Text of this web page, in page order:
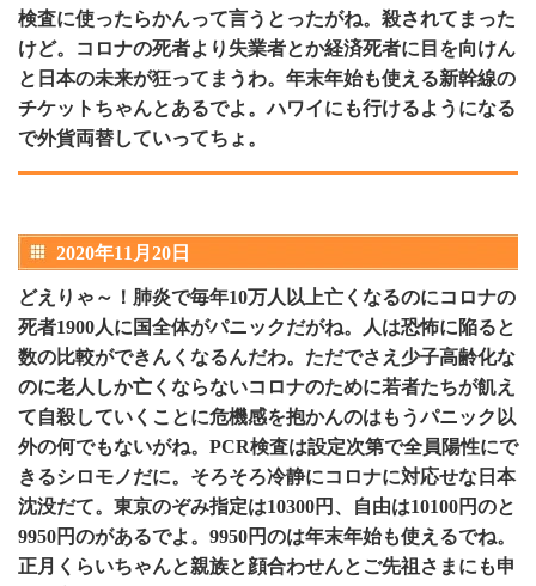
検査に使ったらかんって言うとったがね。殺されてまった
けど。コロナの死者より失業者とか経済死者に目を向けん
と日本の未来が狂ってまうわ。年末年始も使える新幹線の
チケットちゃんとあるでよ。ハワイにも行けるようになる
で外貨両替していってちょ。
2020年11月20日
どえりゃ～！肺炎で毎年10万人以上亡くなるのにコロナの
死者1900人に国全体がパニックだがね。人は恐怖に陥ると
数の比較ができんくなるんだわ。ただでさえ少子高齢化な
のに老人しか亡くならないコロナのために若者たちが飢え
て自殺していくことに危機感を抱かんのはもうパニック以
外の何でもないがね。PCR検査は設定次第で全員陽性にで
きるシロモノだに。そろそろ冷静にコロナに対応せな日本
沈没だて。東京のぞみ指定は10300円、自由は10100円のと
9950円のがあるでよ。9950円のは年末年始も使えるでね。
正月くらいちゃんと親族と顔合わせんとご先祖さまにも申